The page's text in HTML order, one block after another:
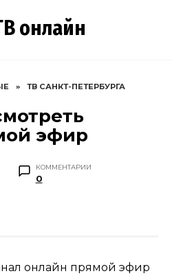
онлайн
» ТВ САНКТ-ПЕТЕРБУРГА
эфир
КОММЕНТАРИИ
0
онлайн прямой эфир